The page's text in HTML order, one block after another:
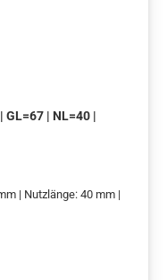
GL=67 | NL=40 |
| Nutzlänge: 40 mm |